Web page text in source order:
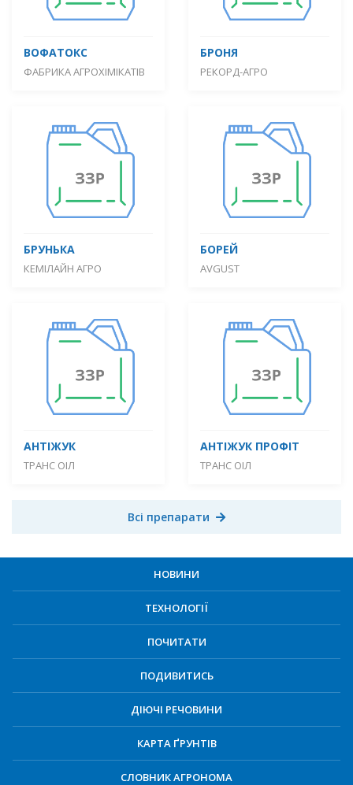
ВОФАТОКС
ФАБРИКА АГРОХІМІКАТІВ
БРОНЯ
РЕКОРД-АГРО
БРУНЬКА
КЕМІЛАЙН АГРО
БОРЕЙ
AVGUST
АНТІЖУК
ТРАНС ОІЛ
АНТІЖУК ПРОФІТ
ТРАНС ОІЛ
Всі препарати
НОВИНИ
ТЕХНОЛОГІЇ
ПОЧИТАТИ
ПОДИВИТИСЬ
ДІЮЧІ РЕЧОВИНИ
КАРТА ҐРУНТІВ
СЛОВНИК АГРОНОМА